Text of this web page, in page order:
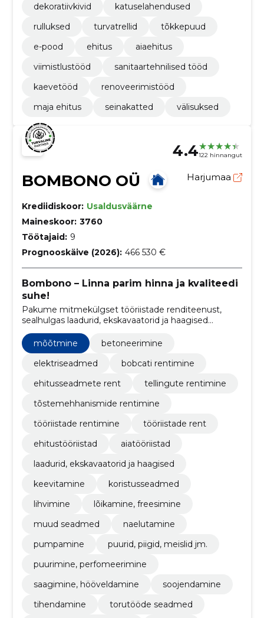
dekoratiivkivid
katuselahendused
rulluksed
turvatrellid
tõkkepuud
e-pood
ehitus
aiaehitus
viimistlustööd
sanitaartehnilised tööd
kaevetööd
renoveerimistööd
maja ehitus
seinakatted välisuksed
4.4122 hinnangut
BOMBONO OÜ Harjumaa
Krediidiskoor: Usaldusväärne
Maineskoor: 3760
Töötajaid: 9
Prognooskäive (2026): 466 530 €
Bombono – Linna parim hinna ja kvaliteedi
suhe!
Pakume mitmekülgset tööriistade renditeenust,
sealhulgas laadurid, ekskavaatorid ja haagised
erinevate ehitus- ja aiatööde jaoks
mõõtmine
betoneerimine
elektriseadmed
bobcati rentimine
ehitusseadmete rent
tellingute rentimine
tõstemehhanismide rentimine
tööriistade rentimine
tööriistade rent
ehitustööriistad
aiatööriistad
laadurid, ekskavaatorid ja haagised
keevitamine
koristusseadmed
lihvimine
lõikamine, freesimine
muud seadmed
naelutamine
pumpamine
puurid, piigid, meislid jm.
puurimine, perfomeerimine
saagimine, hööveldamine
soojendamine
tihendamine
torutööde seadmed